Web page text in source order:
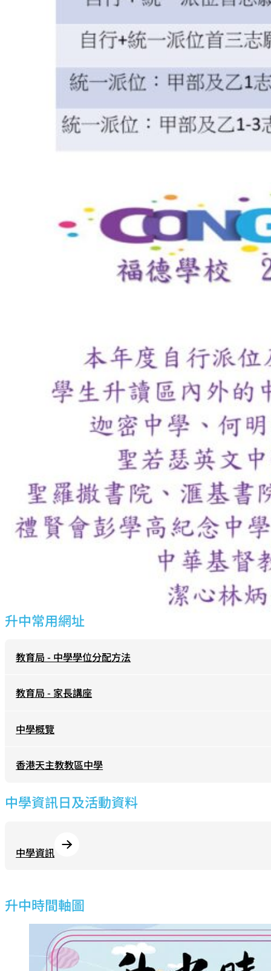
升中常用網址
教育局 - 中學學位分配方法
教育局 - 家長講座
中學概覽
香港天主教教區中學
中學資訊日及活動資料
中學資訊
升中時間軸圖